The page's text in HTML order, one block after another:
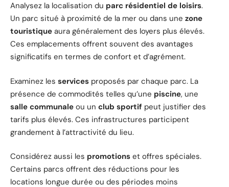
Analysez la localisation du parc résidentiel de loisirs.
Un parc situé à proximité de la mer ou dans une zone
touristique aura généralement des loyers plus élevés.
Ces emplacements offrent souvent des avantages
significatifs en termes de confort et d’agrément.
Examinez les services proposés par chaque parc. La
présence de commodités telles qu’une piscine, une
salle communale ou un club sportif peut justifier des
tarifs plus élevés. Ces infrastructures participent
grandement à l’attractivité du lieu.
Considérez aussi les promotions et offres spéciales.
Certains parcs offrent des réductions pour les
locations longue durée ou des périodes moins